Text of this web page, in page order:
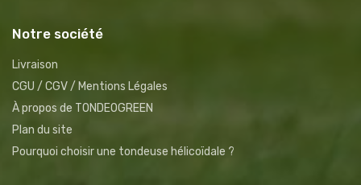
Notre société
Livraison
CGU / CGV / Mentions Légales
À propos de TONDEOGREEN
Plan du site
Pourquoi choisir une tondeuse hélicoïdale ?